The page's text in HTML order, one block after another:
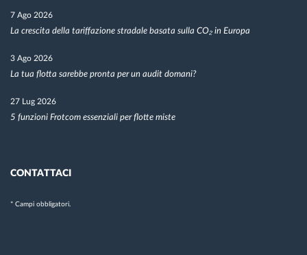
7 Ago 2026
La crescita della tariffazione stradale basata sulla CO₂ in Europa
3 Ago 2026
La tua flotta sarebbe pronta per un audit domani?
27 Lug 2026
5 funzioni Frotcom essenziali per flotte miste
CONTATTACI
* Campi obbligatori.